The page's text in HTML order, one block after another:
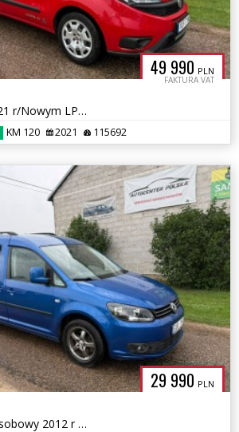
49 990 PLN
FAKTURA VAT
1.4Tjet/120KM //2021 r/Nowym LPG /przebieg 115 tys km
KM 120 2021 115692
29 990 PLN
2.0 MPI 109 KM 5 osobowy 2012 r Nowa instalacja LPG